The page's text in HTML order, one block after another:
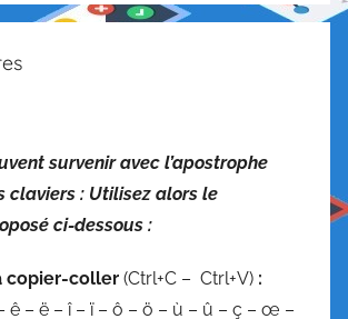
survenir avec l’apostrophe
claviers : Utilisez alors le
ci-dessous :
copier-coller (Ctrl+C – Ctrl+V) :
ê – ë – î – ï – ô – ö – ù – û – ç – œ –